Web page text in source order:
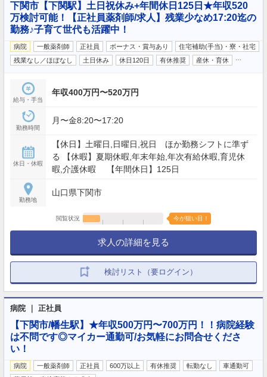
下関市【下関駅】土日祝休み+年間休日125日★年収520
万検討可能！【正社員薬剤師/求人】残業少なめ17:20迄の
勤務♪子育て世代も活躍中！
病院 一般薬剤師 正社員 ボーナス・賞与あり
住宅補助(手当)・寮・社宅
残業なし／ほぼなし
土日休み 休日120日 有休推奨 産休・育休
給与・手当
年収400万円〜520万円
勤務時間
月〜金8:20〜17:20
休日・休暇
【休日】土曜日,日曜日,祝日 ほか勤務シフトに準ず
る 【休暇】夏期休暇,年末年始,年次有給休暇,育児休
暇,介護休暇 【年間休日】125日
勤務地
山口県下関市
閲覧状況 今が狙い目！
求人の詳細を見る
検討リスト（要ログイン）
病院 ｜ 正社員
【下関市/幡生駅】★年収500万円〜700万円！！病院経験
は不問です◎マイカー通勤可/お気軽にお問合せくださ
い！
病院 一般薬剤師 正社員 600万以上 有休推奨 転勤なし
車通勤可